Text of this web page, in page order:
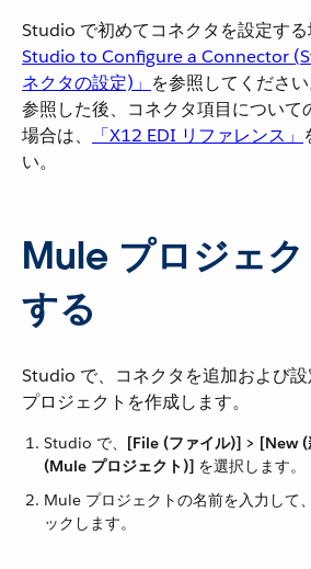
Studio で初めてコネクタを設定する
Studio to Configure a Connector
ネクタの設定)」 を参照してくださ
参照した後、コネクタ項目について
場合は、​
「X12 EDI リファレンス」
い。
Mule プロジェ
する
Studio で、コネクタを追加および
プロジェクトを作成します。
Studio で、​ [File (ファイル)] > [New
(Mule プロジェクト)] ​ を選択します。
Mule プロジェクトの名前を入力して、​
ックします。